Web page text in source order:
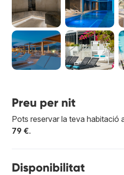
Preu per nit
Pots reservar la teva habitació
79 €.
Disponibilitat